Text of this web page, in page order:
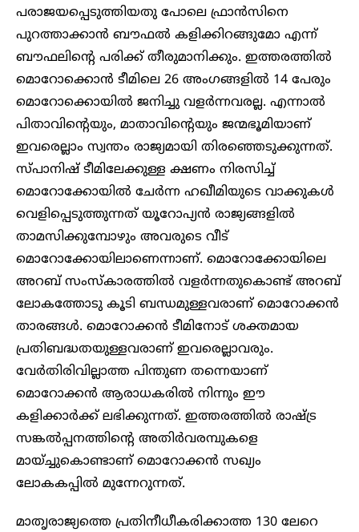
പരാജയപ്പെടുത്തിയതു പോലെ ഫ്രാൻസിനെ
പുറത്താക്കാൻ ബൗഫൽ കളിക്കിറങ്ങുമോ എന്ന്
ബൗഫലിന്റെ പരിക്ക് തീരുമാനിക്കും. ഇത്തരത്തിൽ
മൊറോക്കൊൻ ടീമിലെ 26 അംഗങ്ങളിൽ 14 പേരും
മൊറോക്കൊയിൽ ജനിച്ചു വളർന്നവരല്ല. എന്നാൽ
പിതാവിന്റെയും, മാതാവിന്റെയും ജന്മഭൂമിയാണ്
ഇവരെല്ലാം സ്വന്തം രാജ്യമായി തിരഞ്ഞെടുക്കുന്നത്.
സ്പാനിഷ് ടീമിലേക്കുള്ള ക്ഷണം നിരസിച്ച്
മൊറോക്കോയിൽ ചേർന്ന ഹഖീമിയുടെ വാക്കുകൾ
വെളിപ്പെടുത്തുന്നത് യൂറോപ്യൻ രാജ്യങ്ങളിൽ
താമസിക്കുമ്പോഴും അവരുടെ വീട്
മൊറോക്കോയിലാണെന്നാണ്. മൊറോക്കോയിലെ
അറബ് സംസ്കാരത്തിൽ വളർന്നതുകൊണ്ട് അറബ്
ലോകത്തോടു കൂടി ബന്ധമുള്ളവരാണ് മൊറോക്കൻ
താരങ്ങൾ. മൊറോക്കൻ ടീമിനോട് ശക്തമായ
പ്രതിബദ്ധതയുള്ളവരാണ് ഇവരെല്ലാവരും.
വേർതിരിവില്ലാത്ത പിന്തുണ തന്നെയാണ്
മൊറോക്കൻ ആരാധകരിൽ നിന്നും ഈ
കളിക്കാർക്ക് ലഭിക്കുന്നത്. ഇത്തരത്തിൽ രാഷ്ട്ര
സങ്കൽപ്പനത്തിന്റെ അതിർവരമ്പുകളെ
മായ്ച്ചുകൊണ്ടാണ് മൊറോക്കൻ സഖ്യം
ലോകകപ്പിൽ മുന്നേറുന്നത്.
മാതൃരാജ്യത്തെ പ്രതിനീധീകരിക്കാത്ത 130 ലേറെ